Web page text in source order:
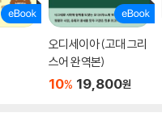
오디세이아 (고대 그리
스어 완역본)
10% 19,800원